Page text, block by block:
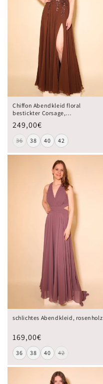
Chiffon Abendkleid floral
bestickter Corsage,
Rückenschnürung und
Beinschlitz, braun
249,00€
36 38 40 42
schlichtes Abendkleid, rosenholz
169,00€
36 38 40 42